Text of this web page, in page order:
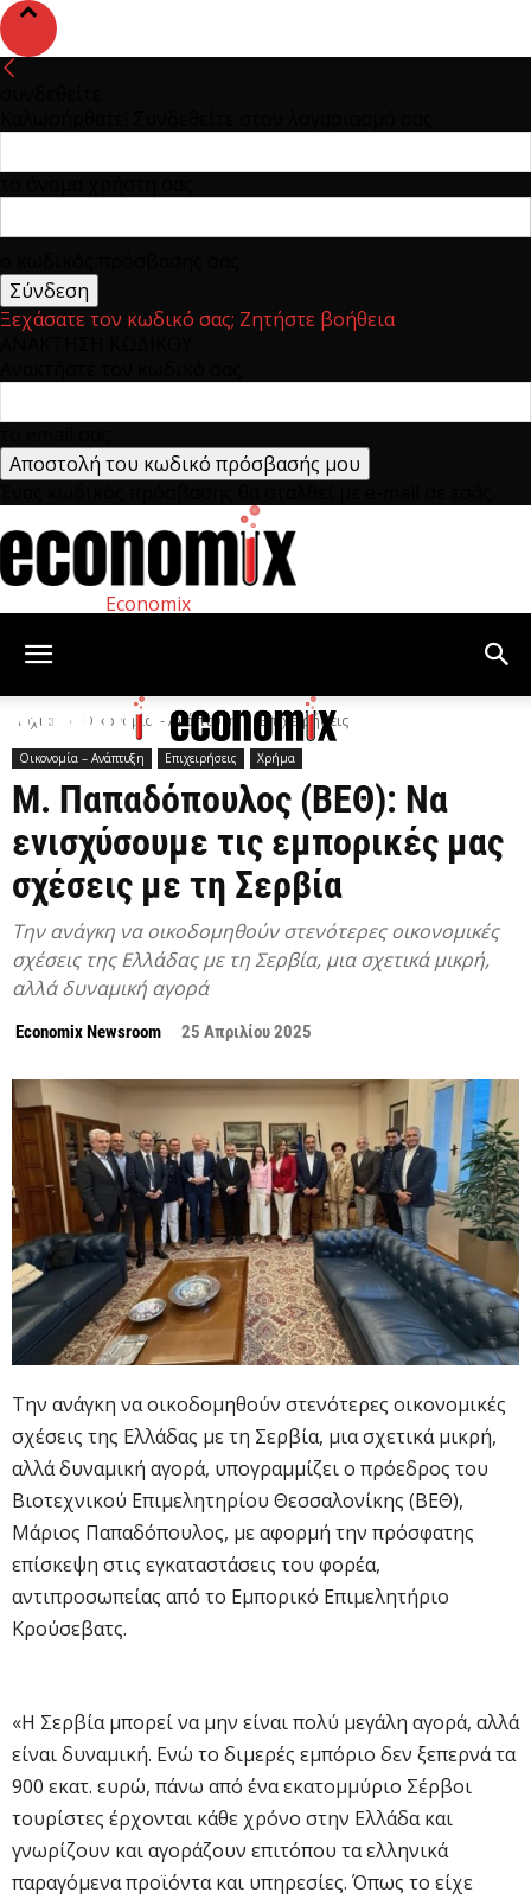
Ξεχάσατε τον κωδικό σας; Ζητήστε βοήθεια
Economix
Αρχική Οικονομία – Ανάπτυξη Επιχειρήσεις
Οικονομία – Ανάπτυξη Επιχειρήσεις Χρήμα
Μ. Παπαδόπουλος (ΒΕΘ): Να
ενισχύσουμε τις εμπορικές μας
σχέσεις με τη Σερβία
Την ανάγκη να οικοδομηθούν στενότερες οικονομικές
σχέσεις της Ελλάδας με τη Σερβία, μια σχετικά μικρή,
αλλά δυναμική αγορά
Economix Newsroom 25 Απριλίου 2025
Την ανάγκη να οικοδομηθούν στενότερες οικονομικές
σχέσεις της Ελλάδας με τη Σερβία, μια σχετικά μικρή,
αλλά δυναμική αγορά, υπογραμμίζει ο πρόεδρος του
Βιοτεχνικού Επιμελητηρίου Θεσσαλονίκης (ΒΕΘ),
Μάριος Παπαδόπουλος, με αφορμή την πρόσφατης
επίσκεψη στις εγκαταστάσεις του φορέα,
αντιπροσωπείας από το Εμπορικό Επιμελητήριο
Κρούσεβατς.
«Η Σερβία μπορεί να μην είναι πολύ μεγάλη αγορά, αλλά
είναι δυναμική. Ενώ το διμερές εμπόριο δεν ξεπερνά τα
900 εκατ. ευρώ, πάνω από ένα εκατομμύριο Σέρβοι
τουρίστες έρχονται κάθε χρόνο στην Ελλάδα και
γνωρίζουν και αγοράζουν επιτόπου τα ελληνικά
παραγόμενα προϊόντα και υπηρεσίες. Όπως το είχε